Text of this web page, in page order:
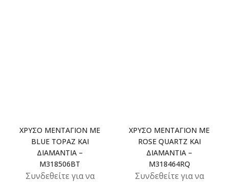
ΧΡΥΣΌ ΜΕΝΤΑΓΙΌΝ ΜΕ
BLUE TOPAZ ΚΑΙ
ΔΙΑΜΆΝΤΙΑ –
M318506BT
Συνδεθείτε για να
ΧΡΥΣΌ ΜΕΝΤΑΓΙΌΝ ΜΕ
ROSE QUARTZ ΚΑΙ
ΔΙΑΜΆΝΤΙΑ –
M318464RQ
Συνδεθείτε για να